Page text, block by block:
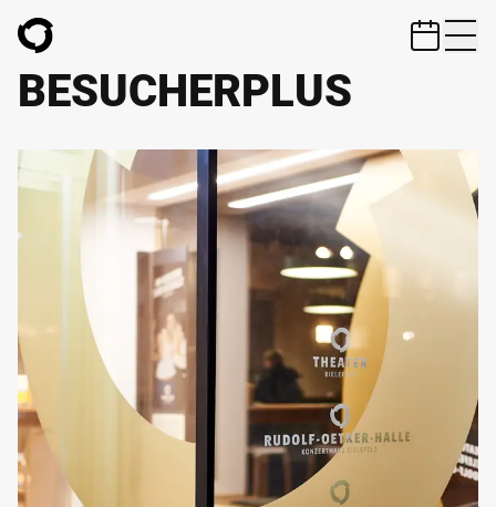
ZUM HAUPTINHALT SPRINGEN
BESUCHERPLUS